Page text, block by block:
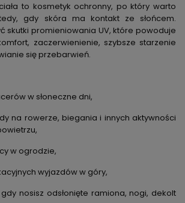
to kosmetyk ochronny, po który warto
gdy skóra ma kontakt ze słońcem.
skutki promieniowania UV, które powoduje
zaczerwienienie, szybsze starzenie
się przebarwień.
w słoneczne dni,
na rowerze, biegania i innych aktywności
w ogrodzie,
wyjazdów w góry,
nosisz odsłonięte ramiona, nogi, dekolt